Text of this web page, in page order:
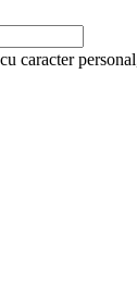
caracter